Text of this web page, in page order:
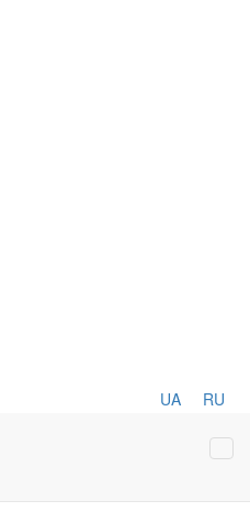
UA RU